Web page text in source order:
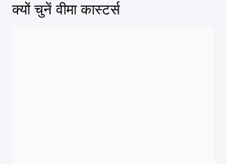
क्यों चुनें वीमा कास्टर्स